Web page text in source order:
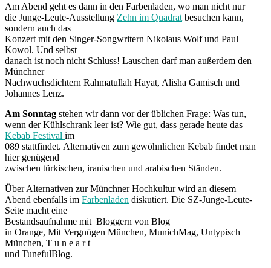
Am Abend geht es dann in den Farbenladen, wo man nicht nur
die Junge-Leute-Ausstellung Zehn im Quadrat besuchen kann,
sondern auch das
Konzert mit den Singer-Songwritern Nikolaus Wolf und Paul
Kowol. Und selbst
danach ist noch nicht Schluss! Lauschen darf man außerdem den
Münchner
Nachwuchsdichtern Rahmatullah Hayat, Alisha Gamisch und
Johannes Lenz.
Am Sonntag stehen wir dann vor der üblichen Frage: Was tun,
wenn der Kühlschrank leer ist? Wie gut, dass gerade heute das
Kebab Festival im
089 stattfindet. Alternativen zum gewöhnlichen Kebab findet man
hier genügend
zwischen türkischen, iranischen und arabischen Ständen.
Über Alternativen zur Münchner Hochkultur wird an diesem
Abend ebenfalls im Farbenladen diskutiert. Die SZ-Junge-Leute-
Seite macht eine
Bestandsaufnahme mit Bloggern von Blog
in Orange, Mit Vergnügen München, MunichMag, Untypisch
München, T u n e a r t
und TunefulBlog.